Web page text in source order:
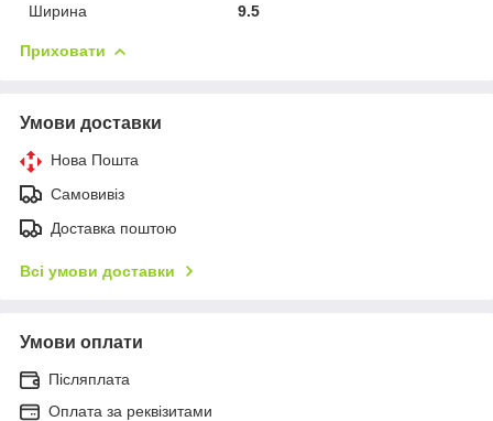
Ширина
9.5
Приховати
Умови доставки
Нова Пошта
Самовивіз
Доставка поштою
Всі умови доставки
Умови оплати
Післяплата
Оплата за реквізитами